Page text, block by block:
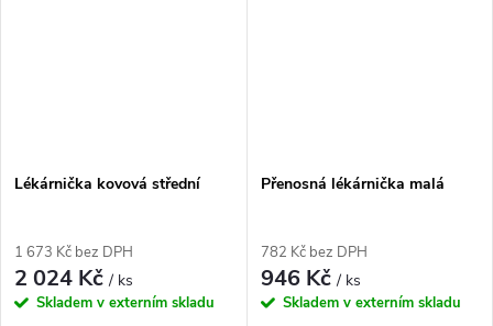
Lékárnička kovová střední
1 673 Kč bez DPH
2 024 Kč/ ks
Skladem v externím skladu
Přenosná lékárnička malá
782 Kč bez DPH
946 Kč/ ks
Skladem v externím skladu